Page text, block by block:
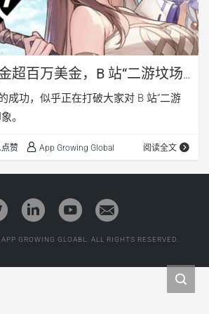
超百万美金，B 站“二游坟场”
？（文末有福利）
成功，似乎正在打破大家对 B 站“二游
。
赞 App Growing Global 阅读全文
GROWING GLOABL. ALL RIGHTS RESERVED.